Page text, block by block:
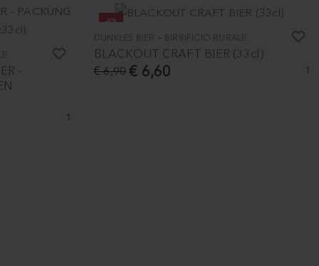
-
1
-4%
DUNKLES BIER - BIRRIFICIO RURALE
BLACKOUT CRAFT BIER (33cl)
€ 6,60
€ 6,90 1